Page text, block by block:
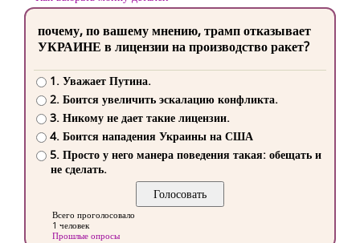
почему, по вашему мнению, трамп отказывает
УКРАИНЕ в лицензии на производство ракет?
1. Уважает Путина.
2. Боится увеличить эскалацию конфликта.
3. Никому не дает такие лицензии.
4. Боится нападения Украины на США
5. Просто у него манера поведения такая: обещать и
не сделать.
Всего проголосовало
1 человек
Прошлые опросы